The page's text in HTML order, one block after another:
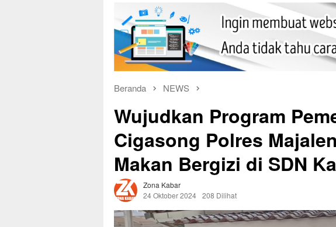
Beranda NEWS
Wujudkan Program
Cigasong Polres
Makan Bergizi di SDN
Zona Kabar
24 Oktober 2024 208 Dilihat